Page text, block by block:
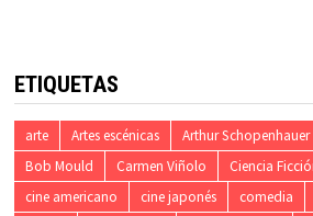
ETIQUETAS
arte Artes escénicas Arthur Schopenhauer
Bob Mould
Carmen Viñolo Ciencia
cine americano
cine japonés comedia